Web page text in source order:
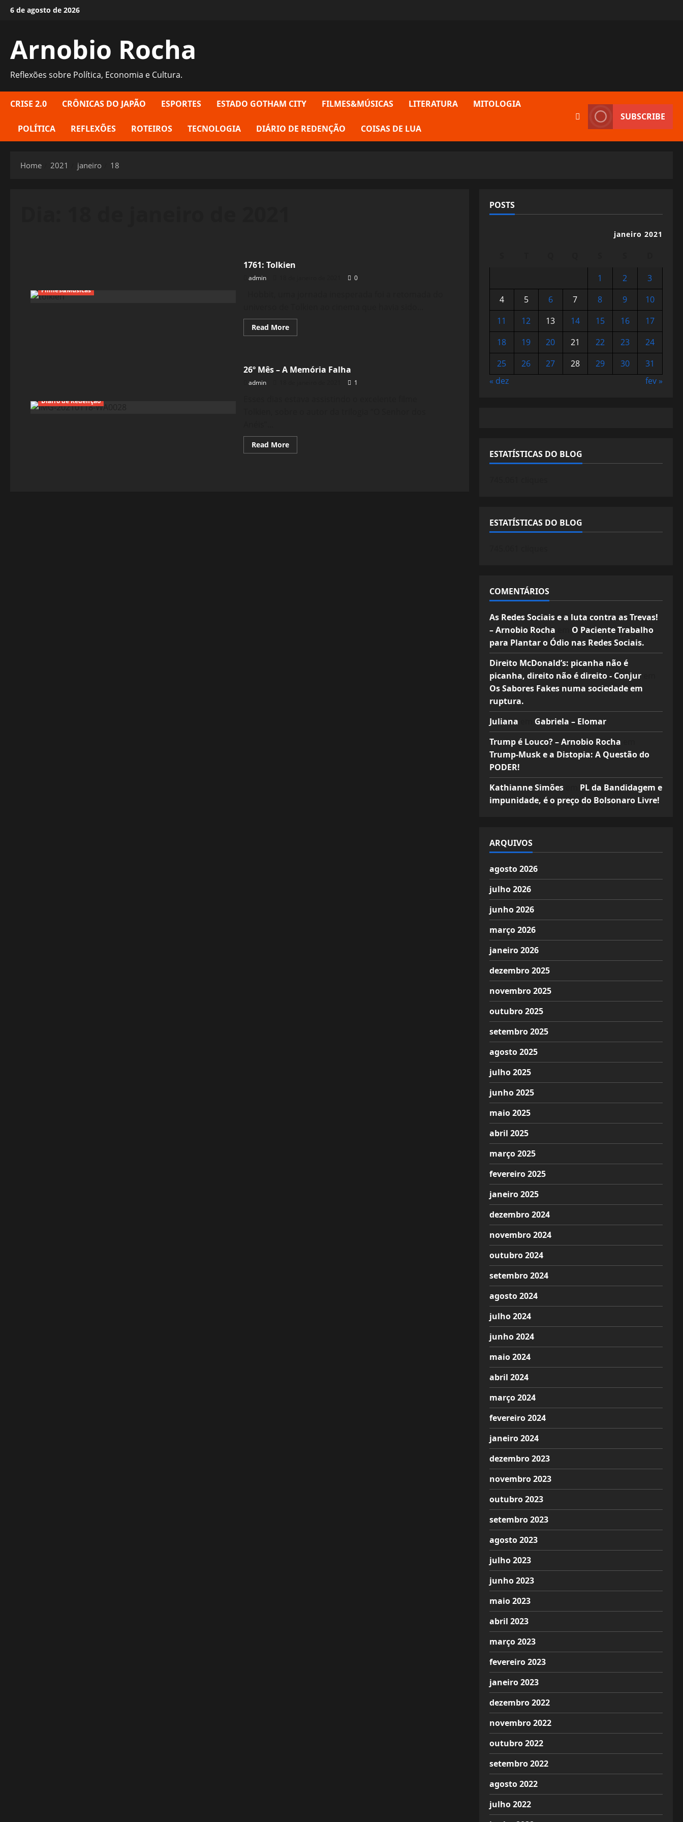
Skip6 de agosto de 2026
Arnobio Rocha
Reflexões sobre Política, Economia e Cultura.
CRISE 2.0 CRÔNICAS DO JAPÃO ESPORTES ESTADO GOTHAM CITY FILMES&MÚSICAS LITERATURA MITOLOGIA
POLÍTICA REFLEXÕES ROTEIROS TECNOLOGIA DIÁRIO DE REDENÇÃO COISAS DE LUA
SUBSCRIBE
Home 2021 janeiro 18
Filmes&Músicas
1761: Tolkien
admin 0
Read MoreRead
more
Diário de Redenção
26º Mês – A Memória Falha
admin 1
Read MoreRead
more
POSTS
janeiro 2021
1
2
3
4
5 6 7 8 9
10
11
12 13 14 15 16
17
18
19 20 21 22 23
24
25
26 27 28 29 30
31
« dez
fev »
ESTATÍSTICAS DO BLOG
ESTATÍSTICAS DO BLOG
COMENTÁRIOS
As Redes Sociais e a luta contra as Trevas!
– Arnobio Rocha
O Paciente Trabalho
para Plantar o Ódio nas Redes Sociais.
Direito McDonald’s: picanha não é
picanha, direito não é direito - Conjurem
Os Sabores Fakes numa sociedade em
ruptura.
Juliana
Gabriela – Elomar
Trump é Louco? – Arnobio Rocha
Trump-Musk e a Distopia: A Questão do
PODER!
Kathianne Simõesem PL da Bandidagem e
impunidade, é o preço do Bolsonaro Livre!
ARQUIVOS
agosto 2026
julho 2026
junho 2026
março 2026
janeiro 2026
dezembro 2025
novembro 2025
outubro 2025
setembro 2025
agosto 2025
julho 2025
junho 2025
maio 2025
abril 2025
março 2025
fevereiro 2025
janeiro 2025
dezembro 2024
novembro 2024
outubro 2024
setembro 2024
agosto 2024
julho 2024
junho 2024
maio 2024
abril 2024
março 2024
fevereiro 2024
janeiro 2024
dezembro 2023
novembro 2023
outubro 2023
setembro 2023
agosto 2023
julho 2023
junho 2023
maio 2023
abril 2023
março 2023
fevereiro 2023
janeiro 2023
dezembro 2022
novembro 2022
outubro 2022
setembro 2022
agosto 2022
julho 2022